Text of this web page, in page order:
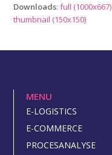
Downloads:full (1000x667)
thumbnail (150x150)
MENU
E-LOGISTICS
E-COMMERCE
PROCESANALYSE